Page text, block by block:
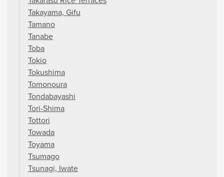
Takayama, Gifu
Tamano
Tanabe
Toba
Tokio
Tokushima
Tomonoura
Tondabayashi
Tori-Shima
Tottori
Towada
Toyama
Tsumago
Tsunagi, Iwate